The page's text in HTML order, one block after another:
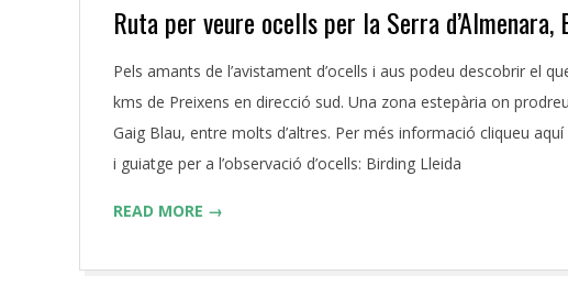
Ruta per veure ocells per la Serra
2016-
04-
13
Pels amants de l’avistament d’ocells i aus podeu descobrir el
kms de Preixens en direcció sud. Una zona estepària on
Gaig Blau, entre molts d’altres. Per més informació cliqueu
i guiatge per a l’observació d’ocells: Birding Lleida
READ MORE →